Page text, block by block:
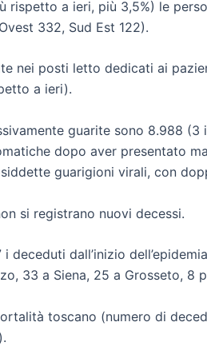
rispetto a ieri, più 3,5%) le
332, Sud Est 122).
nei posti letto dedicati ai
a ieri).
guarite sono 8.988
dopo aver presentato
guarigioni virali, con
si registrano nuovi decessi.
i deceduti dall’inizio
33 a Siena, 25 a Grosseto, 8
toscano (numero di